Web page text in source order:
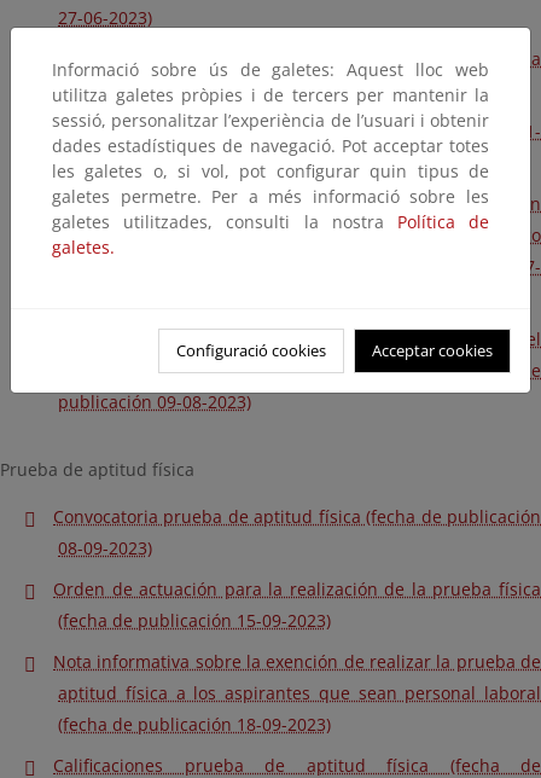
27-06-2023)
Nota informativa para presentación de alegaciones (fecha
de publicación 27-06-2023)
Plantilla definitiva de respuestas (fecha de publicación 21-
07-2023)
Calificaciones anonimizadas de los aspirantes que han
superado el ejercicio único y convocatoria del acto público
de apertura de cabeceras (fecha de publicación 28-07-
Calificaciones de los aspirantes que han superado el
ejercicio único con datos identificativos (fecha de
publicación 09-08-2023)
Prueba de aptitud física
Convocatoria prueba de aptitud física (fecha de publicación
08-09-2023)
Orden de actuación para la realización de la prueba física
(fecha de publicación 15-09-2023)
Nota informativa sobre la exención de realizar la prueba de
aptitud física a los aspirantes que sean personal laboral
(fecha de publicación 18-09-2023)
Calificaciones prueba de aptitud física (fecha de
Informació sobre ús de galetes: Aquest lloc web
utilitza galetes pròpies i de tercers per mantenir la
sessió, personalitzar l’experiència de l’usuari i obtenir
dades estadístiques de navegació. Pot acceptar totes
les galetes o, si vol, pot configurar quin tipus de
galetes permetre. Per a més informació sobre les
galetes utilitzades, consulti la nostra Política de
galetes.
Configuració cookies Acceptar cookies